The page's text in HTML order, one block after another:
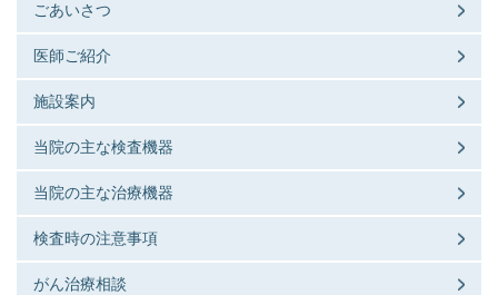
ごあいさつ
医師ご紹介
施設案内
当院の主な検査機器
当院の主な治療機器
検査時の注意事項
がん治療相談